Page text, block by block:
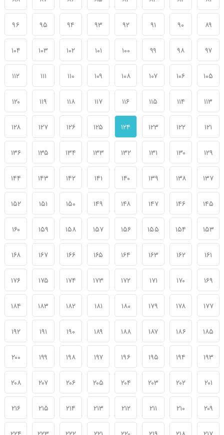
۸۹ ۹۰ ۹۱ ۹۲ ۹۳ ۹۴ ۹۵ ۹۶
۹۷ ۹۸ ۹۹ ۱۰۰ ۱۰۱ ۱۰۲ ۱۰۳ ۱۰۴
۱۰۵ ۱۰۶ ۱۰۷ ۱۰۸ ۱۰۹ ۱۱۰ ۱۱۱ ۱۱۲
۱۱۳ ۱۱۴ ۱۱۵ ۱۱۶ ۱۱۷ ۱۱۸ ۱۱۹ ۱۲۰
۱۲۱ ۱۲۲ ۱۲۳ ۱۲۴ ۱۲۵ ۱۲۶ ۱۲۷ ۱۲۸
۱۲۹ ۱۳۰ ۱۳۱ ۱۳۲ ۱۳۳ ۱۳۴ ۱۳۵ ۱۳۶
۱۳۷ ۱۳۸ ۱۳۹ ۱۴۰ ۱۴۱ ۱۴۲ ۱۴۳ ۱۴۴
۱۴۵ ۱۴۶ ۱۴۷ ۱۴۸ ۱۴۹ ۱۵۰ ۱۵۱ ۱۵۲
۱۵۳ ۱۵۴ ۱۵۵ ۱۵۶ ۱۵۷ ۱۵۸ ۱۵۹ ۱۶۰
۱۶۱ ۱۶۲ ۱۶۳ ۱۶۴ ۱۶۵ ۱۶۶ ۱۶۷ ۱۶۸
۱۶۹ ۱۷۰ ۱۷۱ ۱۷۲ ۱۷۳ ۱۷۴ ۱۷۵ ۱۷۶
۱۷۷ ۱۷۸ ۱۷۹ ۱۸۰ ۱۸۱ ۱۸۲ ۱۸۳ ۱۸۴
۱۸۵ ۱۸۶ ۱۸۷ ۱۸۸ ۱۸۹ ۱۹۰ ۱۹۱ ۱۹۲
۱۹۳ ۱۹۴ ۱۹۵ ۱۹۶ ۱۹۷ ۱۹۸ ۱۹۹ ۲۰۰
۲۰۱ ۲۰۲ ۲۰۳ ۲۰۴ ۲۰۵ ۲۰۶ ۲۰۷ ۲۰۸
۲۰۹ ۲۱۰ ۲۱۱ ۲۱۲ ۲۱۳ ۲۱۴ ۲۱۵ ۲۱۶